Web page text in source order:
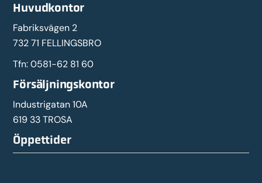
Huvudkontor
Fabriksvägen 2
732 71 FELLINGSBRO
Tfn:0581-62 81 60
Försäljningskontor
Industrigatan 10A
619 33 TROSA
Öppettider